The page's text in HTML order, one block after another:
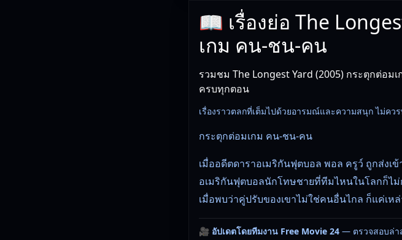
📖 เรื่องย่อ The
เกม คน-ชน-คน
รวมชม The Longest Yard (2005) กระตุกต่อ
ครบทุกตอน
เรื่องราวตลกที่เต็มไปด้วยอารมณ์และความสนุก ไม่คว
กระตุกต่อมเกม คน-ชน-คน
เมื่ออดีตดาราอเมริกันฟุตบอล พอล ครูว์ ถูกส่ง
อเมริกันฟุตบอลนักโทษชายที่ทีมไหนในโลกก็ไ
เมื่อพบว่าคู่ปรับของเขาไม่ใช่คนอื่นไกล ก็แค่เ
🎥 อัปเดตโดยทีมงาน Free Movie 24— ตรวจสอบล่า